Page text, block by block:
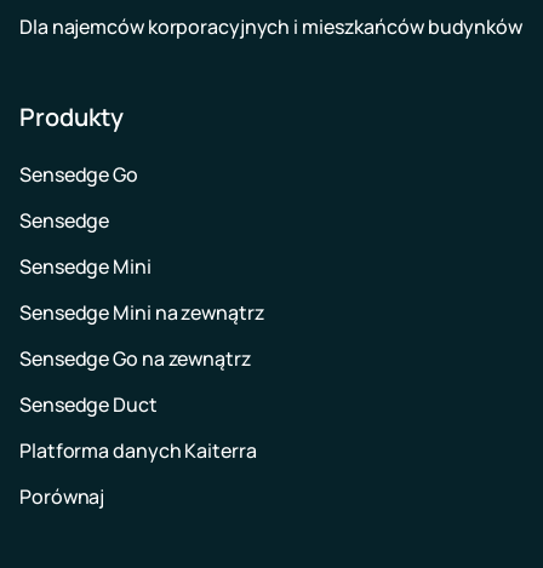
Dla najemców korporacyjnych i mieszkańców budynków
Produkty
Sensedge Go
Sensedge
Sensedge Mini
Sensedge Mini na zewnątrz
Sensedge Go na zewnątrz
Sensedge Duct
Platforma danych Kaiterra
Porównaj